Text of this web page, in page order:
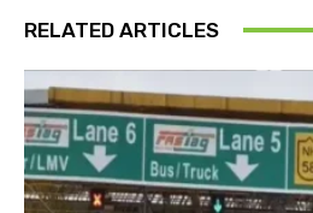
RELATED ARTICLES